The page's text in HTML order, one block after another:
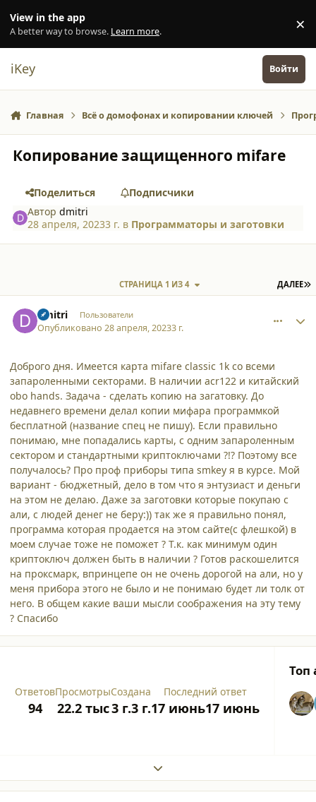
View in the app
A better way to browse. Learn more. ×
iKey Войти
Главная Всё о домофонах и копировании ключей
Копирование защищенного mifare
Поделиться
Подписчики
Авторdmitri
28 апреля, 20233 г. в Программаторы и заготовки
ДАЛЕЕ
СТРАНИЦА 1 ИЗ 4
dmitri Пользователи
Опубликовано28 апреля, 20233 г.
Доброго дня. Имеется карта mifare classic 1k со всеми
запароленными секторами. В наличии acr122 и китайский
obo hands. Задача - сделать копию на загатовку. До
недавнего времени делал копии мифара программкой
бесплатной (название спец не пишу). Если правильно
понимаю, мне попадались карты, с одним запароленным
сектором и стандартными криптоключами ?!? Поэтому все
получалось? Про проф приборы типа smkey я в курсе. Мой
вариант - бюджетный, дело в том что я энтузиаст и деньги
на этом не делаю. Даже за заготовки которые покупаю с
али, с людей денег не беру:)) так же я правильно понял,
программа которая продается на этом сайте(с флешкой) в
моем случае тоже не поможет ? Т.к. как минимум один
криптоключ должен быть в наличии ? Готов раскошелится
на проксмарк, впринцепе он не очень дорогой на али, но у
меня прибора этого не было и не понимаю будет ли толк от
него. В общем какие ваши мысли соображения на эту тему
? Спасибо
Ответов
94
Просмотры
22.2 тыс
Создана
3 г.3 г.
Последний ответ
17 июнь17 июнь
Топ
Expand topic overview